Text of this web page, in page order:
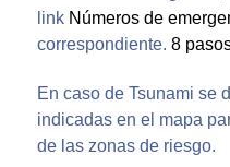
link Números de
correspondiente. 8
En caso de Tsunami se
indicadas en el mapa
de las zonas de riesgo.